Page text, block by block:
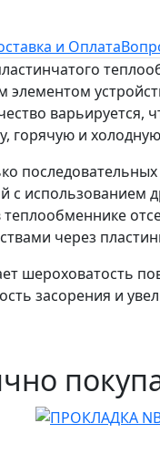
и Оплата
варьируется,
горячую и
с использованием
через
шероховатость
засорения и